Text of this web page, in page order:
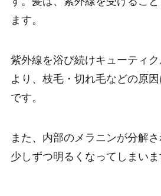
ます。
紫外線を浴び続けキューティ
より、枝毛・切れ毛などの原
です。
また、内部のメラニンが分解
少しずつ明るくなってしまいま